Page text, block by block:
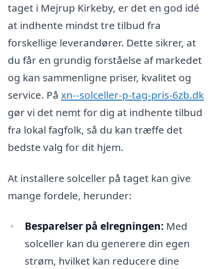
taget i Mejrup Kirkeby, er det en god idé
at indhente mindst tre tilbud fra
forskellige leverandører. Dette sikrer, at
du får en grundig forståelse af markedet
og kan sammenligne priser, kvalitet og
service. På xn--solceller-p-tag-pris-6zb.dk
gør vi det nemt for dig at indhente tilbud
fra lokal fagfolk, så du kan træffe det
bedste valg for dit hjem.
At installere solceller på taget kan give
mange fordele, herunder:
Besparelser på elregningen: Med
solceller kan du generere din egen
strøm, hvilket kan reducere dine